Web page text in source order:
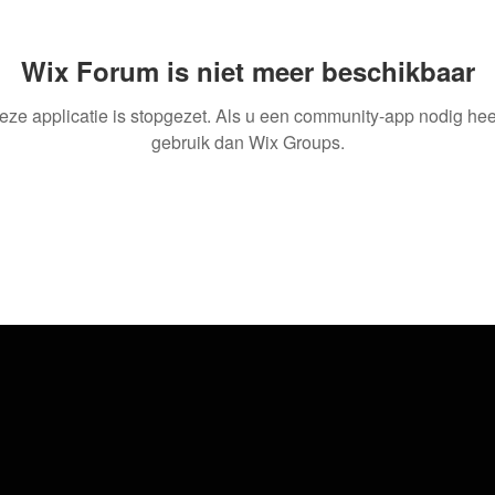
Wix Forum is niet meer beschikbaar
applicatie is stopgezet. Als u een community-app nodig
gebruik dan Wix Groups.